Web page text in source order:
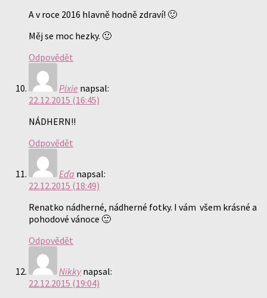
A v roce 2016 hlavně hodně zdraví! 🙂
Měj se moc hezky. 🙂
Odpovědět
Pixie napsal:
22.12.2015 (16:45)
NÁDHERN!!
Odpovědět
Eďa napsal:
22.12.2015 (18:49)
Renatko nádherné, nádherné fotky. I vám všem krásné a
pohodové vánoce 🙂
Odpovědět
Nikky napsal:
22.12.2015 (19:04)